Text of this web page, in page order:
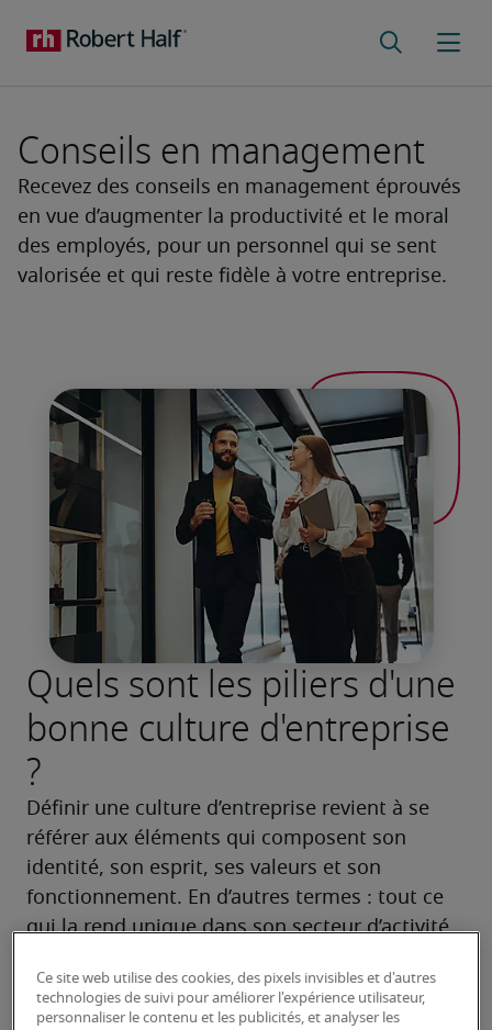
Conseils en management
Recevez des conseils en management éprouvés
en vue d’augmenter la productivité et le moral
des employés, pour un personnel qui se sent
valorisée et qui reste fidèle à votre entreprise.
Quels sont les piliers d'une
bonne culture d'entreprise
?
Définir une culture d’entreprise revient à se
référer aux éléments qui composent son
identité, son esprit, ses valeurs et son
fonctionnement. En d’autres termes : tout ce
qui la rend unique dans son secteur d’activité
permet en somme de se différencier de la
concurrence, mais aussi de développer un
Ce site web utilise des cookies, des pixels invisibles et d'autres
technologies de suivi pour améliorer l'expérience utilisateur,
personnaliser le contenu et les publicités, et analyser les